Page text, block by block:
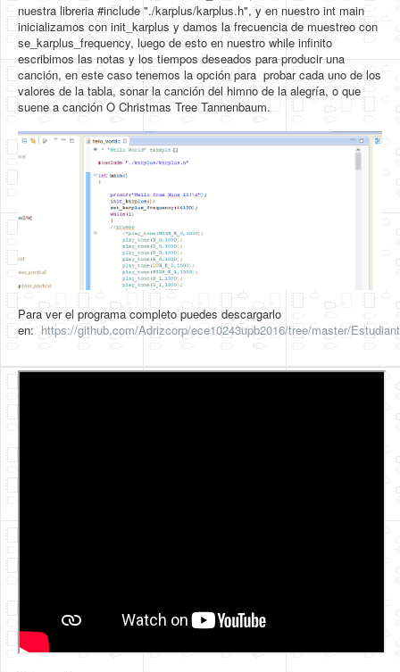
nuestra libreria #include "./karplus/karplus.h", y en nuestro int main
inicializamos con init_karplus y damos la frecuencia de muestreo con
se_karplus_frequency, luego de esto en nuestro while infinito
escribimos las notas y los tiempos deseados para producir una
canción, en este caso tenemos la opción para probar cada uno de los
valores de la tabla, sonar la canción del himno de la alegría, o que
suene a canción O Christmas Tree Tannenbaum.
Para ver el programa completo puedes descargarlo
en: https://github.com/Adrizcorp/ece10243upb2016/tree/master/